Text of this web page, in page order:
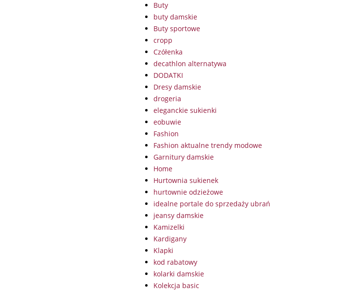
Buty
buty damskie
Buty sportowe
cropp
Czółenka
decathlon alternatywa
DODATKI
Dresy damskie
drogeria
eleganckie sukienki
eobuwie
Fashion
Fashion aktualne trendy modowe
Garnitury damskie
Home
Hurtownia sukienek
hurtownie odzieżowe
idealne portale do sprzedaży ubrań
jeansy damskie
Kamizelki
Kardigany
Klapki
kod rabatowy
kolarki damskie
Kolekcja basic